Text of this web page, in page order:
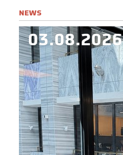
NEWS
03.08.2026
03.08.2026